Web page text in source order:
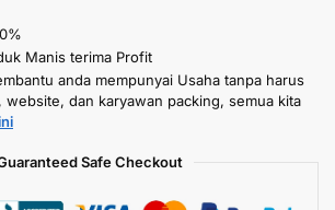
Manis terima Profit
anda mempunyai Usaha tanpa harus
website, dan karyawan packing, semua kita
Safe Checkout